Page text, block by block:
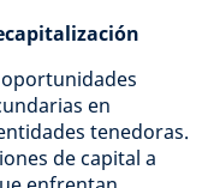
en
tenedoras.
de capital a